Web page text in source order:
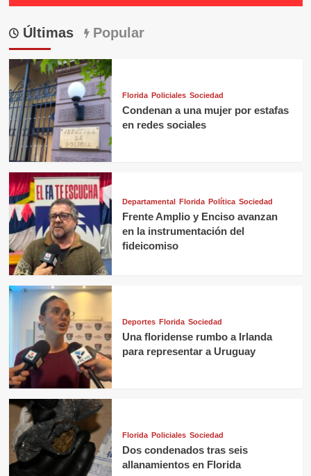
Últimas Popular
Florida Policiales Sociedad
Condenan a una mujer por estafas
en redes sociales
Departamental Florida Política Sociedad
Frente Amplio y Enciso avanzan
en la instrumentación del
fideicomiso
Deportes Florida Sociedad
Una floridense rumbo a Irlanda
para representar a Uruguay
Florida Policiales Sociedad
Dos condenados tras seis
allanamientos en Florida